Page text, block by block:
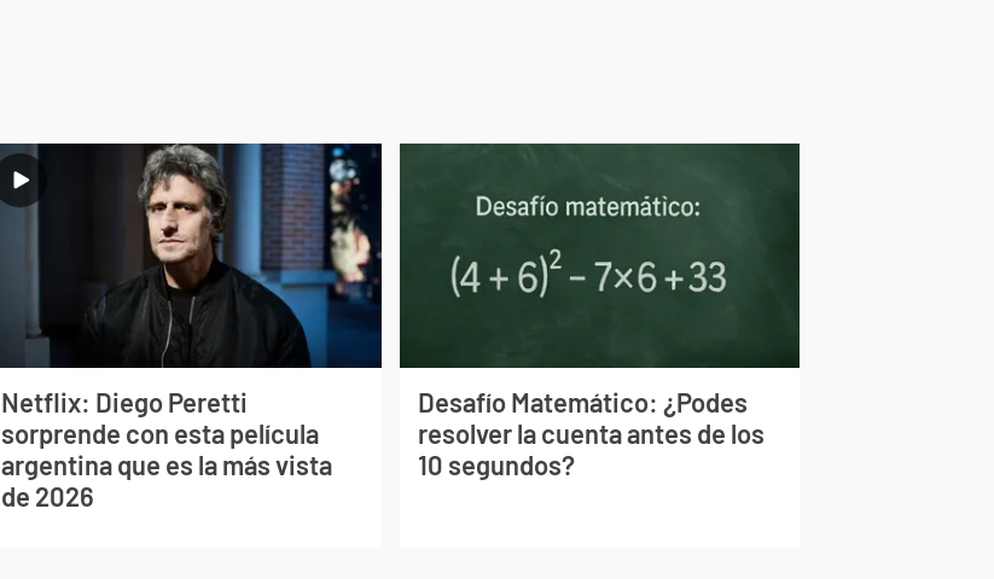
Netflix: Diego Peretti
sorprende con esta película
argentina que es la más vista
de 2026
Desafío Matemático: ¿Podes
resolver la cuenta antes de los
10 segundos?